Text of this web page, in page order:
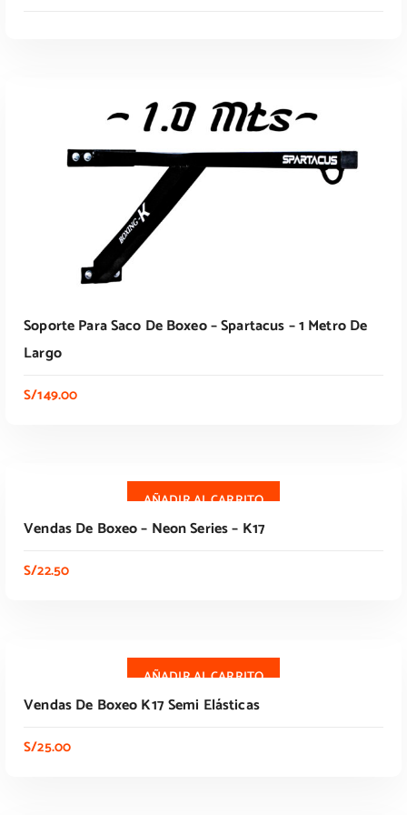
AÑADIR AL CARRITO
Soporte Para Saco De Boxeo – Spartacus – 1 Metro De
Largo
S/149.00
AÑADIR AL CARRITO
Vendas De Boxeo – Neon Series – K17
S/22.50
AÑADIR AL CARRITO
Vendas De Boxeo K17 Semi Elásticas
S/25.00